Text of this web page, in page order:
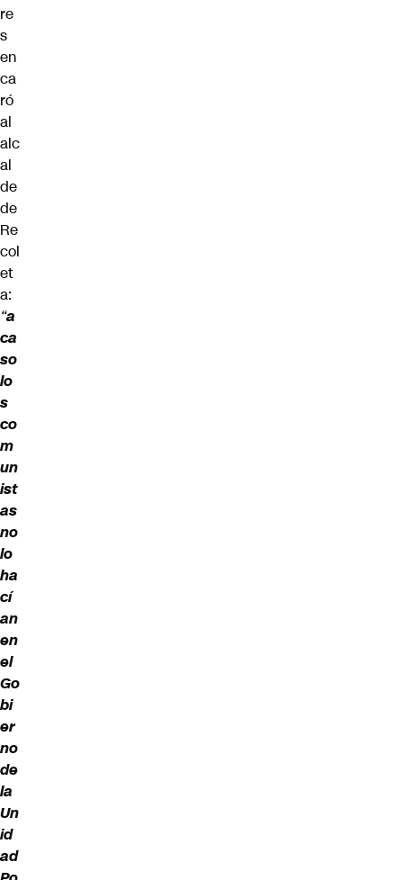
re
s
en
ca
ró
al
alc
al
de
de
Re
col
et
a:
“a
ca
so
lo
s
co
m
un
ist
as
no
lo
ha
cí
an
en
el
Go
bi
er
no
de
la
Un
id
ad